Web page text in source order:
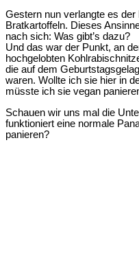
Gestern nun verlangte es
Bratkartoffeln. Dieses
nach sich: Was gibt’s dazu?
Und das war der Punkt, an
hochgelobten
die auf dem
waren. Wollte ich sie hier in
müsste ich sie vegan
Schauen wir uns mal die
funktioniert eine normale
panieren?